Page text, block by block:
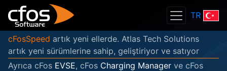
TR
cFosSpeed artık yeni ellerde. Atlas Tech Solutions
artık yeni sürümlerine sahip, geliştiriyor ve satıyor
Ayrıca cFos EVSE, cFos Charging Manager ve cFos